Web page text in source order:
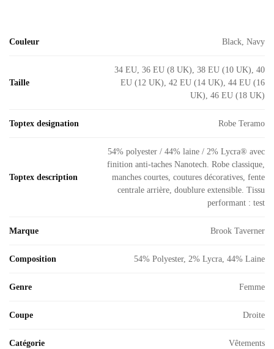
Couleur Black, Navy
Taille
34 EU, 36 EU (8 UK), 38 EU (10 UK), 40
EU (12 UK), 42 EU (14 UK), 44 EU (16
UK), 46 EU (18 UK)
Toptex designation Robe Teramo
Toptex description
54% polyester / 44% laine / 2% Lycra® avec
finition anti-taches Nanotech. Robe classique,
manches courtes, coutures décoratives, fente
centrale arrière, doublure extensible. Tissu
performant : test
Marque Brook Taverner
Composition 54% Polyester, 2% Lycra, 44% Laine
Genre Femme
Coupe Droite
Catégorie Vêtements